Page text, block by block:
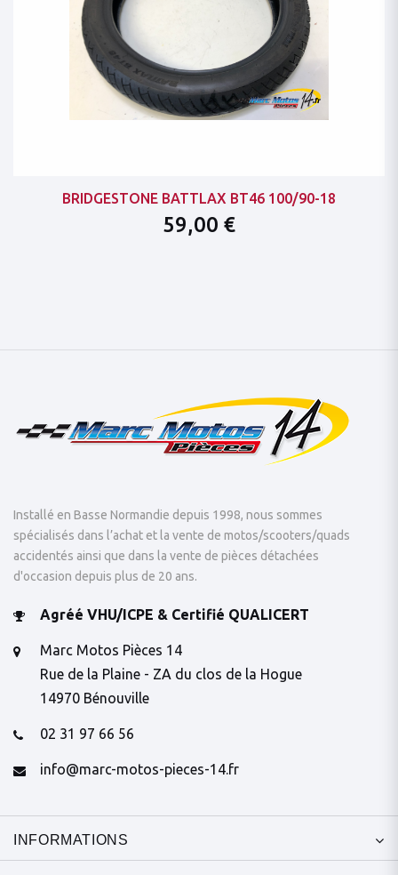
BRIDGESTONE BATTLAX BT46 100/90-18
59,00 €
Installé en Basse Normandie depuis 1998, nous sommes
spécialisés dans l’achat et la vente de motos/scooters/quads
accidentés ainsi que dans la vente de pièces détachées
d'occasion depuis plus de 20 ans.
Agréé VHU/ICPE & Certifié QUALICERT
Marc Motos Pièces 14
Rue de la Plaine - ZA du clos de la Hogue
14970 Bénouville
02 31 97 66 56
info@marc-motos-pieces-14.fr
INFORMATIONS